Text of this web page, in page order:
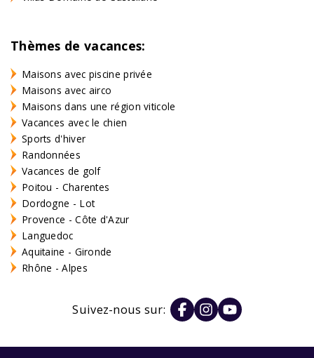
Thèmes de vacances:
Maisons avec piscine privée
Maisons avec airco
Maisons dans une région viticole
Vacances avec le chien
Sports d'hiver
Randonnées
Vacances de golf
Poitou - Charentes
Dordogne - Lot
Provence - Côte d'Azur
Languedoc
Aquitaine - Gironde
Rhône - Alpes
Suivez-nous sur: